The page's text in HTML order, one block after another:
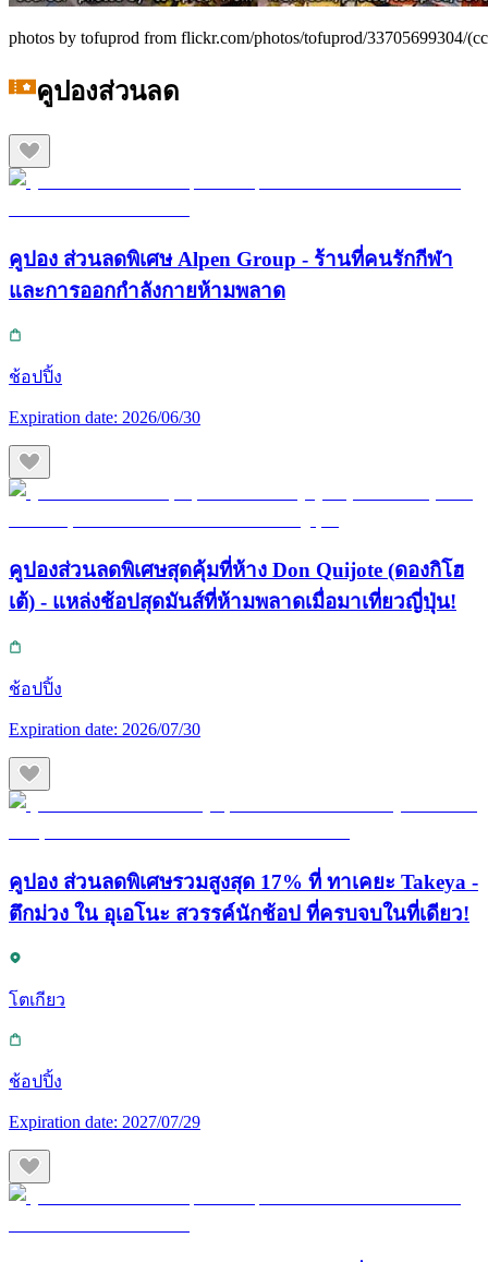
photos by tofuprod from flickr.com/photos/tofuprod/33705699304/
คูปองส่วนลด
คูปอง ส่วนลดพิเศษ Alpen Group - ร้านที่คนรักกีฬา
และการออกกำลังกายห้ามพลาด
ช้อปปิ้ง
Expiration date: 2026/06/30
คูปองส่วนลดพิเศษสุดคุ้มที่ห้าง Don Quijote (ดองกิโฮ
เต้) - แหล่งช้อปสุดมันส์ที่ห้ามพลาดเมื่อมาเที่ยวญี่ปุ่น!
ช้อปปิ้ง
Expiration date: 2026/07/30
คูปอง ส่วนลดพิเศษรวมสูงสุด 17% ที่ ทาเคยะ Takeya -
ตึกม่วง ใน อุเอโนะ สวรรค์นักช้อป ที่ครบจบในที่เดียว!
โตเกียว
ช้อปปิ้ง
Expiration date: 2027/07/29